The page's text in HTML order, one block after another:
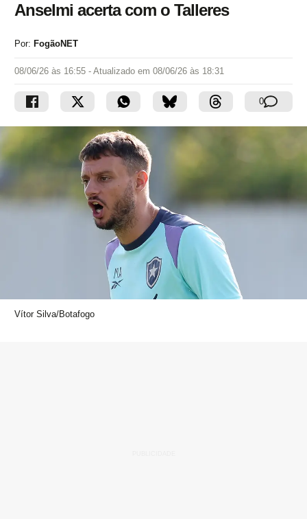
Anselmi acerta com o Talleres
Por: FogãoNET
08/06/26 às 16:55 - Atualizado em 08/06/26 às 18:31
0
Vítor Silva/Botafogo